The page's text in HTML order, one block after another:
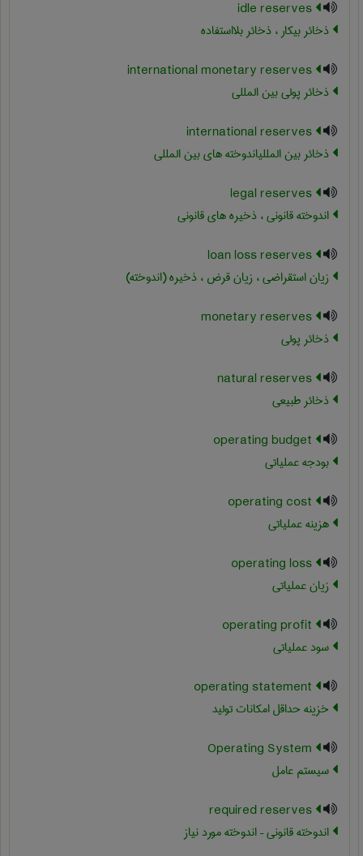
ذخائر بیکار ، ذخائر بلااستفاده
ذخائر پولی بین المللی
ذخائر بین المللیاندوخته های بین المللی
اندوخته قانونی ، ذخیره های قانونی
زیان استقراضی ، زیان قرض ، ذخیره (اندوخته)
ذخائر پولی
ذخائر طبیعی
بودجه عملیاتی
هزینه عملیاتی
زیان عملیاتی
سود عملیاتی
خزینه حداقل امکانات تولید
سیستم عامل
اندوخته قانونی – اندوخته مورد نیاز